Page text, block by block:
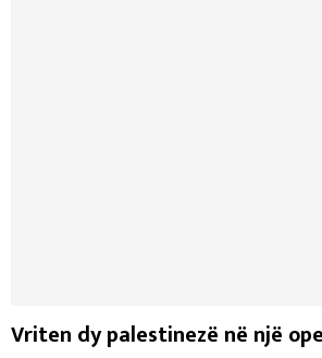
Vriten dy palestinezë në një